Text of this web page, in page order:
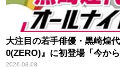
大注目の若手俳優・黒崎煌
0(ZERO)』に初登場「今か
2026.08.08